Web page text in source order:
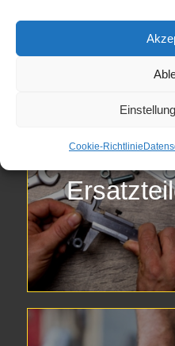
Cookie-Richtlinie